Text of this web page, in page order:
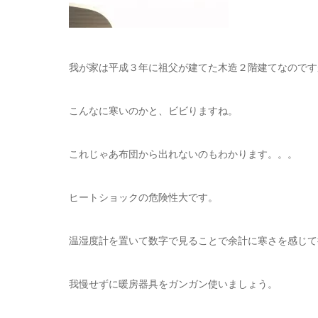
我が家は平成３年に祖父が建てた木造２階建てなのです
こんなに寒いのかと、ビビりますね。
これじゃあ布団から出れないのもわかります。。。
ヒートショックの危険性大です。
温湿度計を置いて数字で見ることで余計に寒さを感じて
我慢せずに暖房器具をガンガン使いましょう。